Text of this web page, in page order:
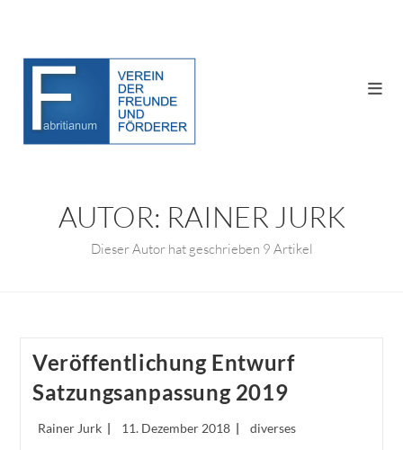
springen
AUTOR: RAINER JURK
Dieser Autor hat geschrieben 9 Artikel
Veröffentlichung Entwurf
Satzungsanpassung 2019
Beitrags-
Rainer Jurk
Beitrag
11. Dezember 2018
Beitrags-
diverses